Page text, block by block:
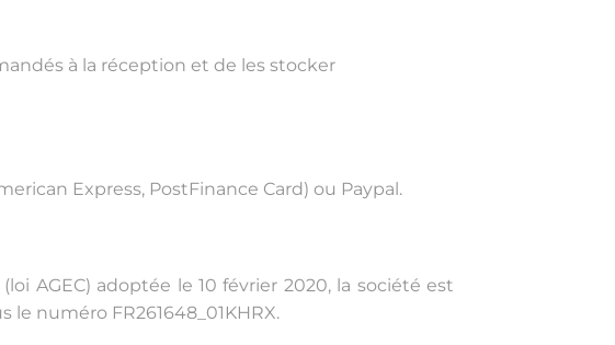
à la réception et de les stocker
Express, PostFinance Card) ou Paypal.
AGEC) adoptée le 10 février 2020, la société est
le numéro FR261648_01KHRX.